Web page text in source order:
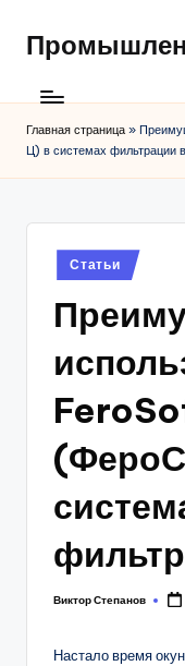
Главная страница »
Ц) в системах фильтрации
Posted
in
Статьи
Posted
Виктор Степанов
Настало время